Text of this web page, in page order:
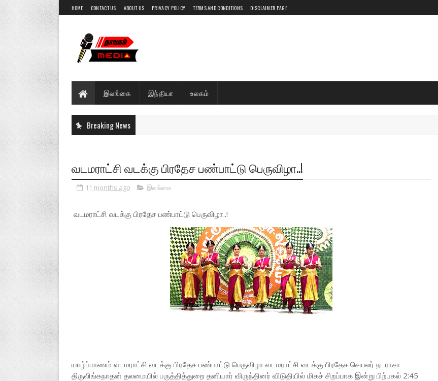
HOME CONTACT US ABOUT US PRIVACY POLICY TERMS AND CONDITIONS DISCLAIMER PAGE
இலங்கை இந்தியா உலகம்
Breaking News
வடமராட்சி வடக்கு பிரதேச பண்பாட்டு பெருவிழா..!
11 months ago இலங்கை
வடமராட்சி வடக்கு பிரதேச பண்பாட்டு பெருவிழா..!
யாழ்ப்பாணம் வடமராட்சி வடக்கு பிரதேச பண்பாட்டு பெருவிழா வடமராட்சி வடக்கு பிரதேச செயலர் நடராசா
திருலிங்கநாதன் தலமையில் பருத்தித்துறை தனியார் விருந்தினர் விடுதியில் மிகச் சிறப்பாக இன்று பிற்பகல் 2:45